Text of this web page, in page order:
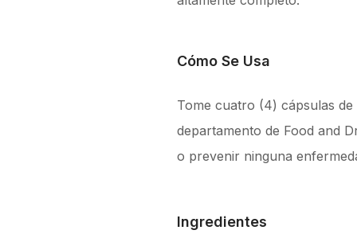
Cómo Se Usa
Tome cuatro (4) cápsulas
departamento de Food and
o prevenir ninguna
Ingredientes